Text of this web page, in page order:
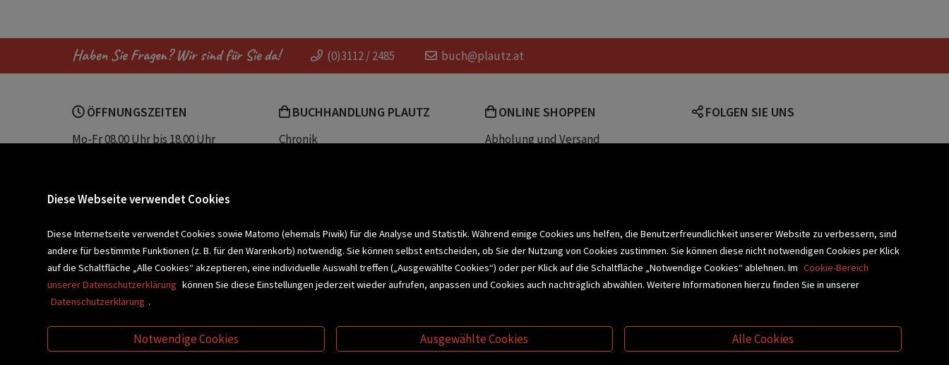
Haben Sie Fragen? Wir sind für Sie da! (0)3112 / 2485 buch@plautz.at
ÖFFNUNGSZEITEN
Mo-Fr 08.00 Uhr bis 18.00 Uhr
Sparkassenplatz 2
BUCHHANDLUNG PLAUTZ
Chronik
ONLINE SHOPPEN
Abholung und Versand
FOLGEN SIE UNS
BLEIBEN WIR IN KONTAKT! Newsletter abonnieren >
Diese Webseite verwendet Cookies
Diese Internetseite verwendet Cookies sowie Matomo (ehemals Piwik) für die Analyse und Statistik. Während einige Cookies uns helfen, die Benutzerfreundlichkeit unserer Website zu verbessern, sind
andere für bestimmte Funktionen (z. B. für den Warenkorb) notwendig. Sie können selbst entscheiden, ob Sie der Nutzung von Cookies zustimmen. Sie können diese nicht notwendigen Cookies per Klick
auf die Schaltfläche „Alle Cookies“ akzeptieren, eine individuelle Auswahl treffen („Ausgewählte Cookies“) oder per Klick auf die Schaltfläche „Notwendige Cookies“ ablehnen. Im Cookie-Bereich
unserer Datenschutzerklärung können Sie diese Einstellungen jederzeit wieder aufrufen, anpassen und Cookies auch nachträglich abwählen. Weitere Informationen hierzu finden Sie in unserer
Datenschutzerklärung .
Notwendige Cookies Ausgewählte Cookies Alle Cookies